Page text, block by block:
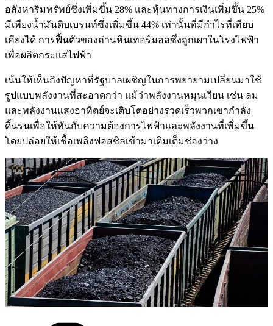
อสังหาริมทรัพย์ซึ่งเพิ่มขึ้น 28% และหุ้นทางการเงินเพิ่มขึ้น 25%
มีเพียงน้ำมันดิบเบรนท์ซึ่งเพิ่มขึ้น 44% เท่านั้นที่มีกำไรที่เทียบ
เคียงได้ การฟื้นตัวของถ่านหินเทอร์มอลซึ่งถูกเผาในโรงไฟฟ้า
เพื่อผลิตกระแสไฟฟ้า
เน้นให้เห็นถึงปัญหาที่รัฐบาลเผชิญในการพยายามเปลี่ยนมาใช้
รูปแบบพลังงานที่สะอาดกว่า แม้ว่าพลังงานหมุนเวียน เช่น ลม
และพลังงานแสงอาทิตย์จะเติบโตอย่างรวดเร็วพวกเขากำลัง
ดิ้นรนเพื่อให้ทันกับความต้องการไฟฟ้าและพลังงานที่เพิ่มขึ้น
โดยปล่อยให้เชื้อเพลิงฟอสซิลเข้ามาเติมเต็มช่องว่าง